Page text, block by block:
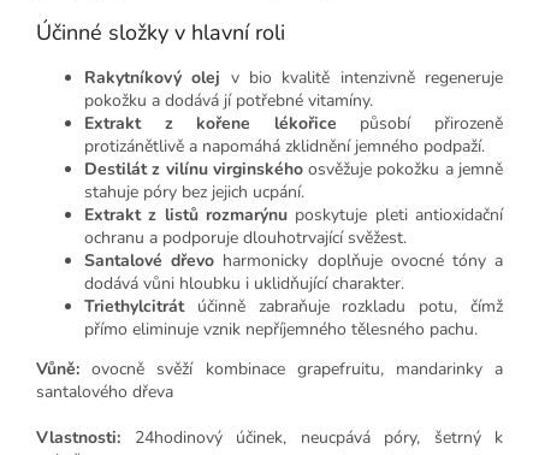
Účinné složky v hlavní roli
Rakytníkový olej v bio kvalitě intenzivně regeneruje
pokožku a dodává jí potřebné vitamíny.
Extrakt z kořene lékořice působí přirozeně
protizánětlivě a napomáhá zklidnění jemného podpaží.
Destilát z vilínu virginskéhoosvěžuje pokožku a jemně
stahuje póry bez jejich ucpání.
Extrakt z listů rozmarýnu poskytuje pleti antioxidační
ochranu a podporuje dlouhotrvající svěžest.
Santalové dřevo harmonicky doplňuje ovocné tóny a
dodává vůni hloubku i uklidňující charakter.
Triethylcitrátúčinně zabraňuje rozkladu potu, čímž
přímo eliminuje vznik nepříjemného tělesného pachu.
Vůně: ovocně svěží kombinace grapefruitu, mandarinky a
santalového dřeva
Vlastnosti: 24hodinový účinek, neucpává póry, šetrný k